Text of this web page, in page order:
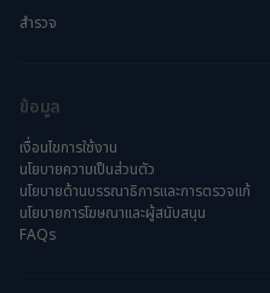
สำรวจ
ข้อมูล
เงื่อนไขการใช้งาน
นโยบายความเป็นส่วนตัว
นโยบายด้านบรรณาธิการและการตรวจแก้
นโยบายการโฆษณาและผู้สนับสนุน
FAQs